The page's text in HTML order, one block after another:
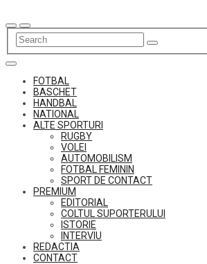
to
content
FOTBAL
BASCHET
HANDBAL
NATIONAL
ALTE SPORTURI
RUGBY
VOLEI
AUTOMOBILISM
FOTBAL FEMININ
SPORT DE CONTACT
PREMIUM
EDITORIAL
COLTUL SUPORTERULUI
ISTORIE
INTERVIU
REDACTIA
CONTACT